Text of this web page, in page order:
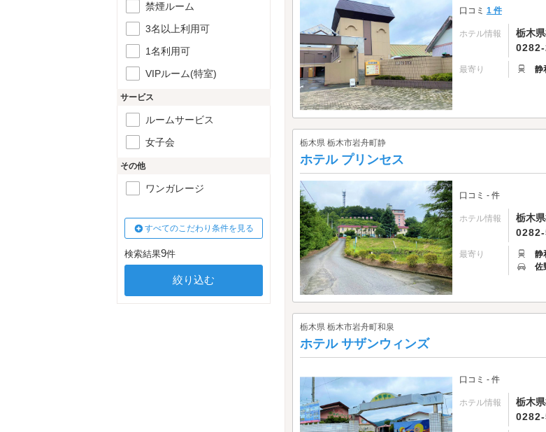
口コミ 1 件
ホテル情報
栃木
最寄り 静
栃木県 栃木市岩舟町静
ホテル プリンセス
口コミ - 件
ホテル情報
栃木
最寄り
静
佐
栃木県 栃木市岩舟町和泉
ホテル サザンウィンズ
口コミ - 件
ホテル情報
栃木
禁煙ルーム
3名以上利用可
1名利用可
VIPルーム(特室)
サービス
ルームサービス
女子会
その他
ワンガレージ
すべてのこだわり条件を見る
検索結果9件